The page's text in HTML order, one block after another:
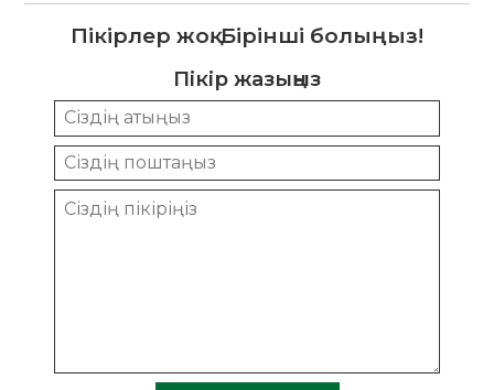
Пікірлер жоқ. Бірінші болыңыз!
Пікір жазыңыз